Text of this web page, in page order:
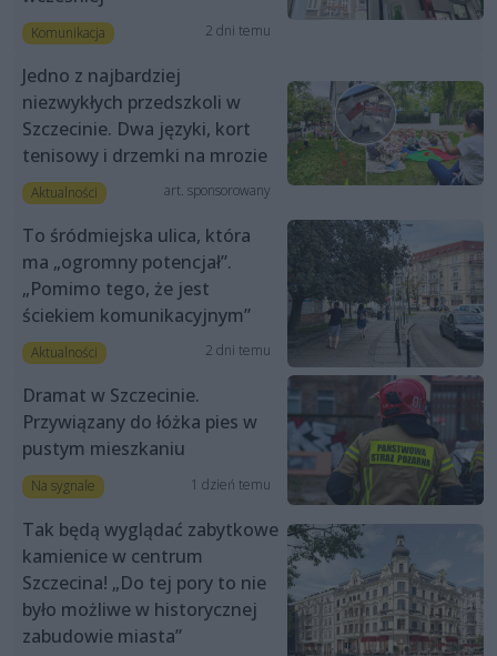
Komunikacja 2 dni temu
Jedno z najbardziej
niezwykłych przedszkoli w
Szczecinie. Dwa języki, kort
tenisowy i drzemki na mrozie
Aktualności art. sponsorowany
To śródmiejska ulica, która
ma „ogromny potencjał”.
„Pomimo tego, że jest
ściekiem komunikacyjnym”
Aktualności 2 dni temu
Dramat w Szczecinie.
Przywiązany do łóżka pies w
pustym mieszkaniu
Na sygnale 1 dzień temu
Tak będą wyglądać zabytkowe
kamienice w centrum
Szczecina! „Do tej pory to nie
było możliwe w historycznej
zabudowie miasta”